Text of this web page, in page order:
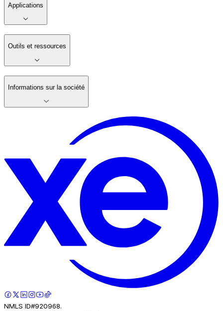
Applications
Outils et ressources
Informations sur la société
NMLS ID#920968.